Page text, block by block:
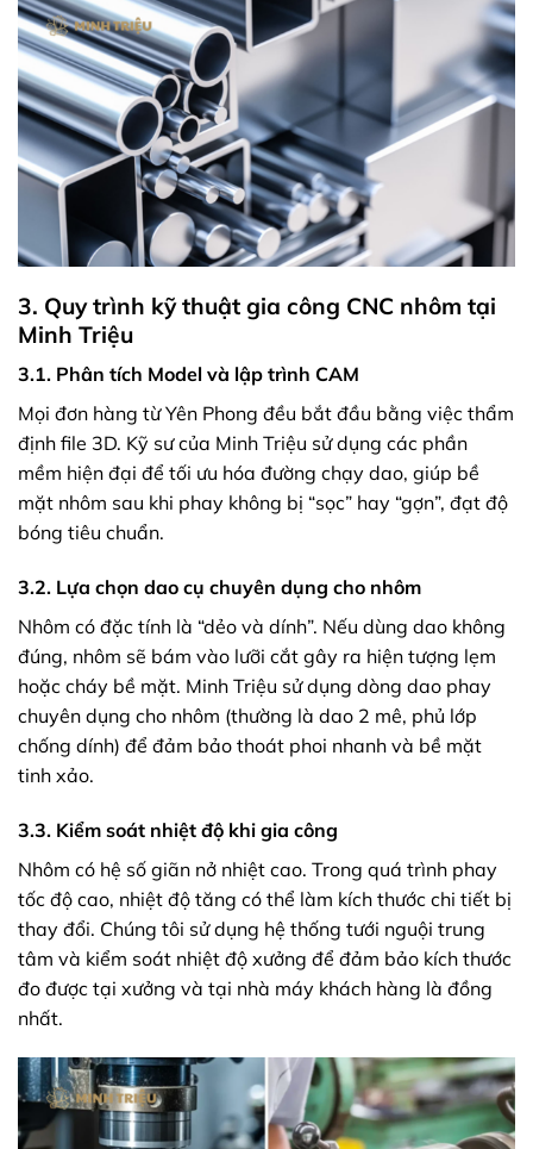
3. Quy trình kỹ thuật gia công CNC nhôm tại
Minh Triệu
3.1. Phân tích Model và lập trình CAM
Mọi đơn hàng từ Yên Phong đều bắt đầu bằng việc thẩm
định file 3D. Kỹ sư của Minh Triệu sử dụng các phần
mềm hiện đại để tối ưu hóa đường chạy dao, giúp bề
mặt nhôm sau khi phay không bị “sọc” hay “gợn”, đạt độ
bóng tiêu chuẩn.
3.2. Lựa chọn dao cụ chuyên dụng cho nhôm
Nhôm có đặc tính là “dẻo và dính”. Nếu dùng dao không
đúng, nhôm sẽ bám vào lưỡi cắt gây ra hiện tượng lẹm
hoặc cháy bề mặt. Minh Triệu sử dụng dòng dao phay
chuyên dụng cho nhôm (thường là dao 2 mê, phủ lớp
chống dính) để đảm bảo thoát phoi nhanh và bề mặt
tinh xảo.
3.3. Kiểm soát nhiệt độ khi gia công
Nhôm có hệ số giãn nở nhiệt cao. Trong quá trình phay
tốc độ cao, nhiệt độ tăng có thể làm kích thước chi tiết bị
thay đổi. Chúng tôi sử dụng hệ thống tưới nguội trung
tâm và kiểm soát nhiệt độ xưởng để đảm bảo kích thước
đo được tại xưởng và tại nhà máy khách hàng là đồng
nhất.